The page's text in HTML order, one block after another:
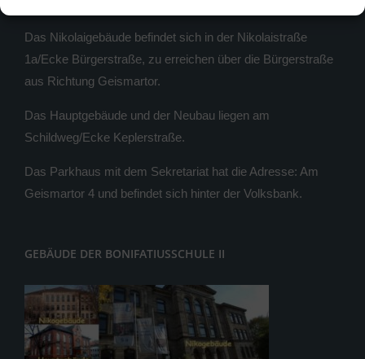
Das Nikolaigebäude befindet sich in der Nikolaistraße
1a/Ecke Bürgerstraße, zu erreichen über die Bürgerstraße
aus Richtung Geismartor.
Das Hauptgebäude und der Neubau liegen am
Schildweg/Ecke Keplerstraße.
Das Parkhaus mit dem Sekretariat hat die Adresse: Am
Geismartor 4 und befindet sich hinter der Volksbank.
GEBÄUDE DER BONIFATIUSSCHULE II